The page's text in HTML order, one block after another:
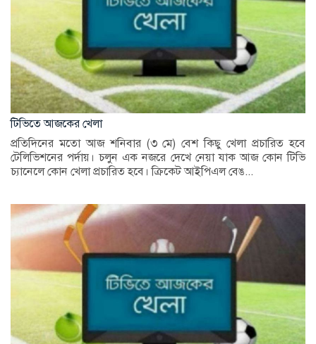
টিভিতে আজকের খেলা
প্রতিদিনের মতো আজ শনিবার (৩ মে) বেশ কিছু খেলা প্রচারিত হবে
টেলিভিশনের পর্দায়। চলুন এক নজরে দেখে নেয়া যাক আজ কোন টিভি
চ্যানেলে কোন খেলা প্রচারিত হবে। ক্রিকেট আইপিএল বেঙ...